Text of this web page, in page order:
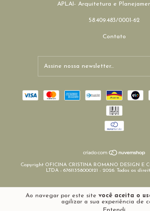
Ao navegar por este site você aceita o
agilizar a sua experiência de
APLAI- Arquitetura e
58.409.483/0001-62
Contato
Copyright OFICINA CRISTINA ROMANO DESIGN E
LTDA - 67611358000121 - 2026. Todos os